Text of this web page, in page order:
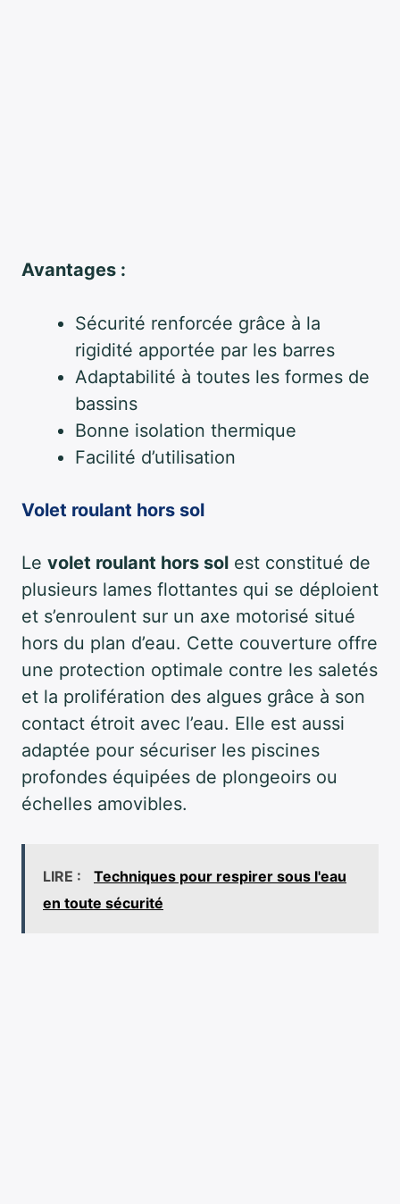
Avantages :
Sécurité renforcée grâce à la
rigidité apportée par les barres
Adaptabilité à toutes les formes de
bassins
Bonne isolation thermique
Facilité d’utilisation
Volet roulant hors sol
Le volet roulant hors sol est constitué de
plusieurs lames flottantes qui se déploient
et s’enroulent sur un axe motorisé situé
hors du plan d’eau. Cette couverture offre
une protection optimale contre les saletés
et la prolifération des algues grâce à son
contact étroit avec l’eau. Elle est aussi
adaptée pour sécuriser les piscines
profondes équipées de plongeoirs ou
échelles amovibles.
LIRE :
Techniques pour respirer sous l'eau
en toute sécurité